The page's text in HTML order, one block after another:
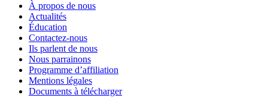
À propos de nous
Actualités
Éducation
Contactez-nous
Ils parlent de nous
Nous parrainons
Programme d’affiliation
Mentions légales
Documents à télécharger